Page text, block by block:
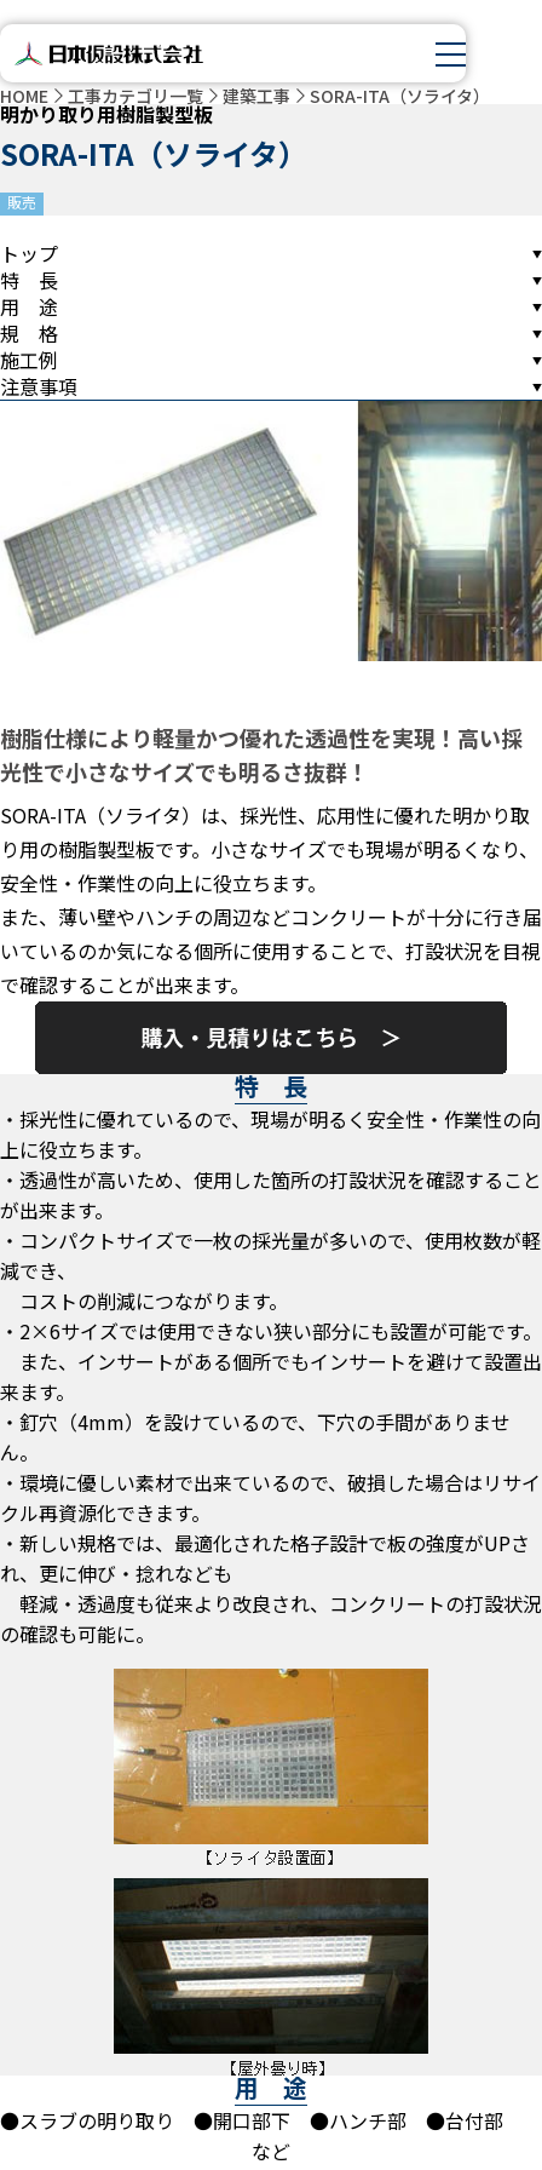
HOME 工事カテゴリ一覧 建築工事 SORA-ITA（ソライタ）
明かり取り用樹脂製型板
SORA-ITA（ソライタ）
販売
トップ
特 長
用 途
規 格
施工例
注意事項
樹脂仕様により軽量かつ優れた透過性を実現！高い採
光性で小さなサイズでも明るさ抜群！
SORA-ITA（ソライタ）は、採光性、応用性に優れた明かり取
り用の樹脂製型板です。小さなサイズでも現場が明るくなり、
安全性・作業性の向上に役立ちます。
また、薄い壁やハンチの周辺などコンクリートが十分に行き届
いているのか気になる個所に使用することで、打設状況を目視
で確認することが出来ます。
特 長
・採光性に優れているので、現場が明るく安全性・作業性の向
上に役立ちます。
・透過性が高いため、使用した箇所の打設状況を確認すること
が出来ます。
・コンパクトサイズで一枚の採光量が多いので、使用枚数が軽
減でき、
コストの削減につながります。
・2×6サイズでは使用できない狭い部分にも設置が可能です。
また、インサートがある個所でもインサートを避けて設置出
来ます。
・釘穴（4mm）を設けているので、下穴の手間がありませ
ん。
・環境に優しい素材で出来ているので、破損した場合はリサイ
クル再資源化できます。
・新しい規格では、最適化された格子設計で板の強度がUPさ
れ、更に伸び・捻れなども
軽減・透過度も従来より改良され、コンクリートの打設状況
の確認も可能に。
用 途
●スラブの明り取り ●開口部下 ●ハンチ部 ●台付部
など